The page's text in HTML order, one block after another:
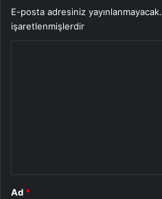
E-posta adresiniz yayınlanmayacak.
işaretlenmişlerdir
Ad *